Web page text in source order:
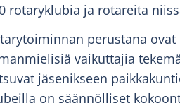
rotaryklubia ja rotareita
perustana
vaikuttajia
jäsenikseen
on säännölliset